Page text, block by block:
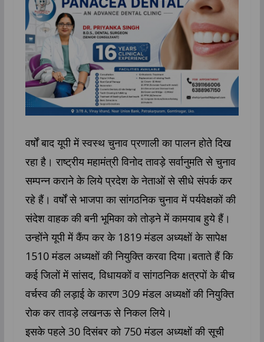
वर्षों बाद यूपी में स्वस्थ चुनाव प्रणाली का पालन होते दिख
रहा है। राष्ट्रीय महामंत्री विनोद तावड़े सर्वानुमति से चुनाव
सम्पन्न कराने के लिये प्रदेश के नेताओं से सीधे संपर्क कर
रहे हैं। वर्षों से भाजपा का सांगठनिक चुनाव में पर्यवेक्षकों की
संदेश वाहक की बनी भूमिका को तोड़ने में कामयाब हुये हैं।
उन्होंने यूपी में कैंप कर के 1819 मंडल अध्यक्षों के सापेक्ष
1510 मंडल अध्यक्षों की नियुक्ति करवा दिया।बताते हैं कि
कई जिलों में सांसद, विधायकों व सांगठनिक क्षत्रपों के बीच
वर्चस्व की लड़ाई के कारण 309 मंडल अध्यक्षों की नियुक्ति
रोक कर तावड़े लखनऊ से निकल लिये।
इसके पहले 30 दिसंबर को 750 मंडल अध्यक्षों की सूची